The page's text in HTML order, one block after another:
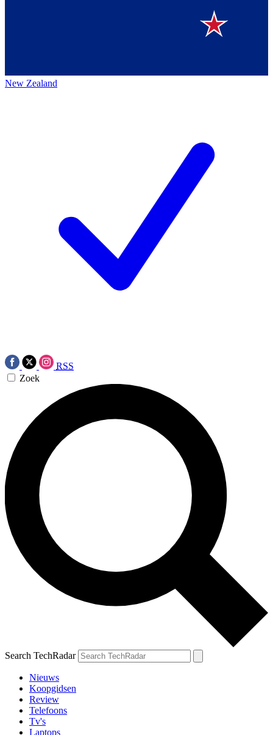
New Zealand
RSS
Zoek
Search TechRadar
Nieuws
Koopgidsen
Review
Telefoons
Tv's
Laptops